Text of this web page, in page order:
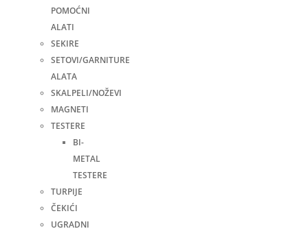
POMOĆNI
ALATI
SEKIRE
SETOVI/GARNITURE
ALATA
SKALPELI/NOŽEVI
MAGNETI
TESTERE
BI-
METAL
TESTERE
TURPIJE
ČEKIĆI
UGRADNI